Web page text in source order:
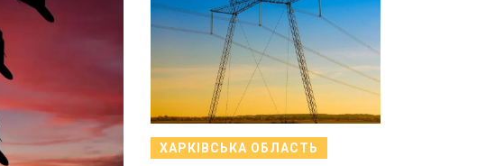
ХАРКІВСЬКА ОБЛАСТЬ